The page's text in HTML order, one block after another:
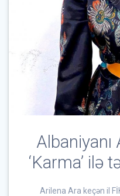
‘Karma’ ilə
Arilena Ara keçən il